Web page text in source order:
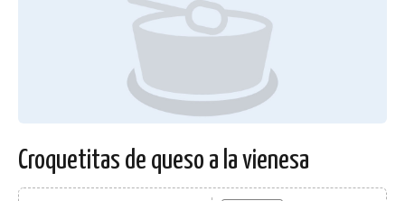
Croquetitas de queso a la vienesa